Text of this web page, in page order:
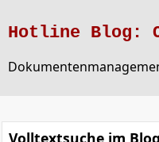
Hotline Blog:
Volltextsuche im Blog